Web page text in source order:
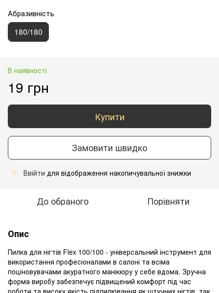
Абразивність
180/180
В наявності
19 грн
Купити
Замовити швидко
% Ввійти для відображення накопичувальної знижки
До обраного Порівняти
Опис
Пилка для нігтів Flex 100/100 - універсальний інструмент для
використання професіоналами в салоні та всіма
поціновувачами акуратного манікюру у себе вдома. Зручна
форма виробу забезпечує підвищений комфорт під час
роботи та високу якість підпилювання як штучних нігтів, так